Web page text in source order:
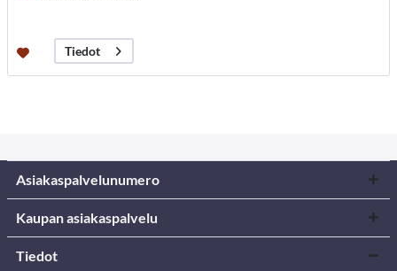
Tiedot
Asiakaspalvelunumero
Kaupan asiakaspalvelu
Tiedot